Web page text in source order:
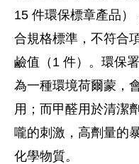
15 件環保標章產品
合規格標準，不符合
鹼值（1 件）。環保
為一種環境荷爾蒙，
用；而甲醛用於清潔
嚨的刺激，高劑量的
化學物質。